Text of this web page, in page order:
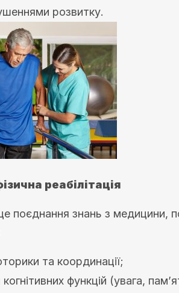
розвитку.
реабілітація
поєднання знань з медицини,
та координації;
функцій (увага,